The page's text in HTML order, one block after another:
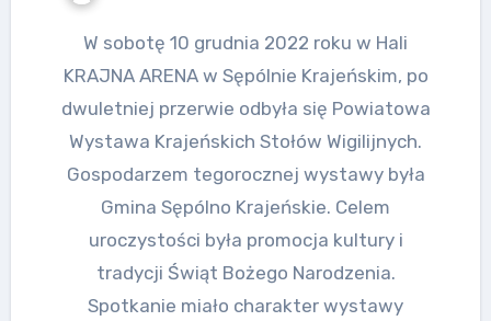
W sobotę 10 grudnia 2022 roku w Hali
KRAJNA ARENA w Sępólnie Krajeńskim, po
dwuletniej przerwie odbyła się Powiatowa
Wystawa Krajeńskich Stołów Wigilijnych.
Gospodarzem tegorocznej wystawy była
Gmina Sępólno Krajeńskie. Celem
uroczystości była promocja kultury i
tradycji Świąt Bożego Narodzenia.
Spotkanie miało charakter wystawy